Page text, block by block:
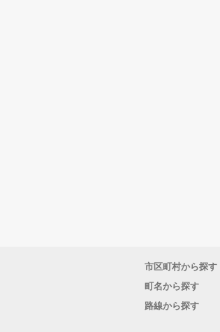
市区町村から探す
町名から探す
路線から探す